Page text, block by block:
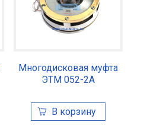
Многодисковая муфта
ЭТМ 052-2А